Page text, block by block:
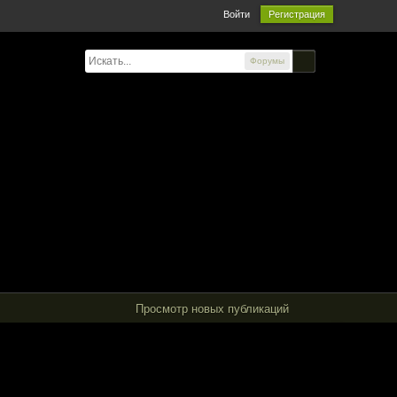
Войти Регистрация
Форумы
Просмотр новых публикаций